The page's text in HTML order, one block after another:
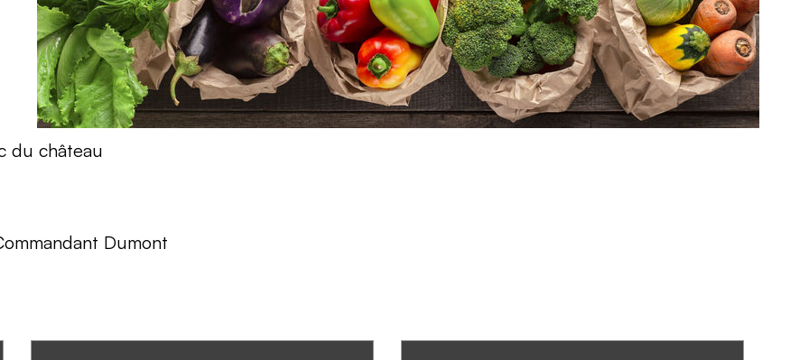
du château
Dumont